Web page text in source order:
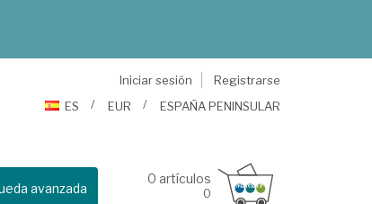
Iniciar sesión
Registrarse
ES
EUR ESPAÑA PENINSULAR
avanzada
0 artículos
0